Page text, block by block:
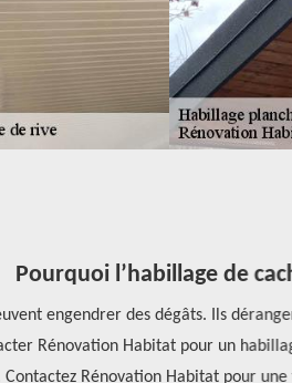
Pourquoi l’habillage de
engendrer des dégâts. Ils
Rénovation Habitat pour un
Rénovation Habitat pour